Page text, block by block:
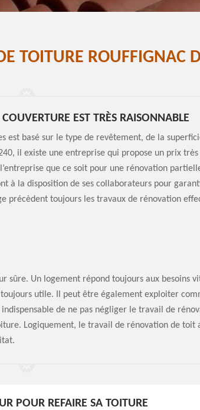
TOITURE ROUFFIGNAC
EST TRÈS RAISONNABLE
est basé sur le type de revêtement, de la
il existe une entreprise qui propose un prix
l’entreprise que ce soit pour une rénovation
à la disposition de ses collaborateurs pour
précèdent toujours les travaux de rénovation
sûre. Un logement répond toujours aux besoins
utile. Il peut être également exploiter
de ne pas négliger le travail de
Logiquement, le travail de rénovation de toit
POUR REFAIRE SA TOITURE